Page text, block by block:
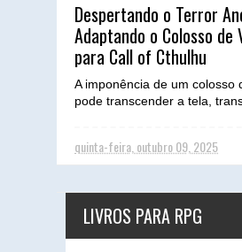
Despertando o Terror
Adaptando o Colosso de
para Call of Cthulhu
A imponência de um colosso
pode transcender a tela,
quinta-feira, outubro 09, 2025
LIVROS PARA RPG